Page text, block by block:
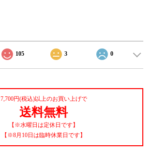
105 3 0
7,700円(税込)以上のお買い上げで
送料無料
【※水曜日は定休日です】
【※8月10日は臨時休業日です】